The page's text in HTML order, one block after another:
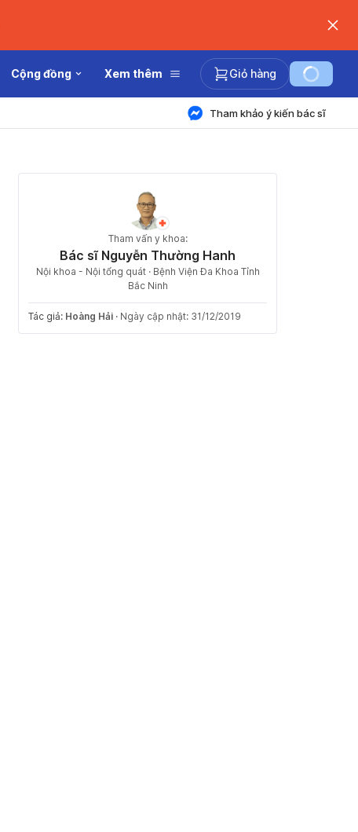
Cộng đồng Xem thêm Giỏ hàng
Tham khảo ý kiến bác sĩ
Tham vấn y khoa:
Bác sĩ Nguyễn Thường Hanh
Nội khoa - Nội tổng quát · Bệnh Viện Đa Khoa Tỉnh
Bắc Ninh
Tác giả: Hoàng Hải · Ngày cập nhật: 31/12/2019